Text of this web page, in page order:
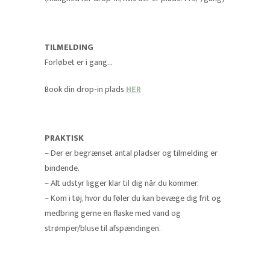
TILMELDING
Forløbet er i gang…
Book din drop-in pladsHER
PRAKTISK
– Der er begrænset antal pladser og tilmelding er
bindende.
– Alt udstyr ligger klar til dig når du kommer.
– Kom i tøj, hvor du føler du kan bevæge dig frit og
medbring gerne en flaske med vand og
strømper/bluse til afspændingen.